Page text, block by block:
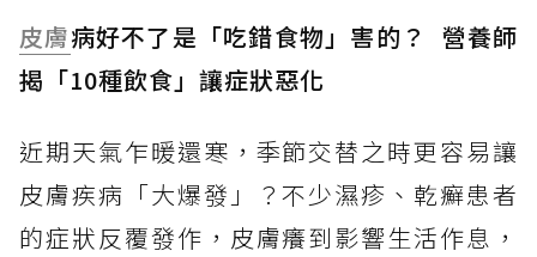
皮膚病好不了是「吃錯食物」害的？ 營養師
揭「10種飲食」讓症狀惡化
近期天氣乍暖還寒，季節交替之時更容易讓
皮膚疾病「大爆發」？不少濕疹、乾癬患者
的症狀反覆發作，皮膚癢到影響生活作息，